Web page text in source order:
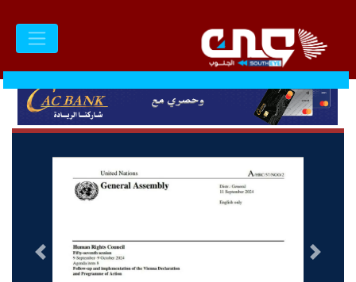
التالى السابق